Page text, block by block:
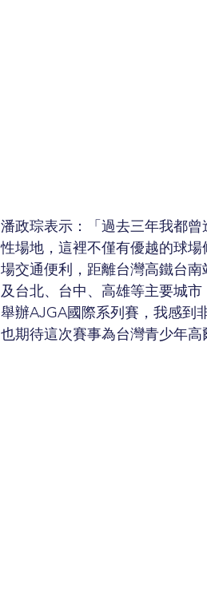
潘政琮表示：「過去三年我都
性場地，這裡不僅有優越的球
場交通便利，距離台灣高鐵台
及台北、台中、高雄等主要城
舉辦AJGA國際系列賽，我感到
也期待這次賽事為台灣青少年高